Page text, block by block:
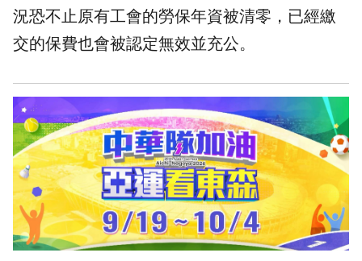
況恐不止原有工會的勞保年資被清零，已經繳
交的保費也會被認定無效並充公。